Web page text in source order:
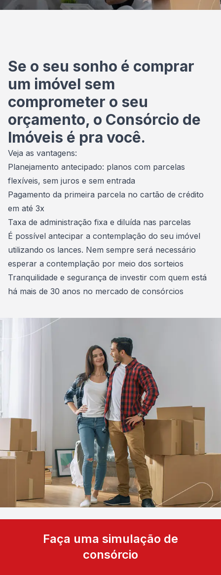
Se o seu sonho é comprar
um imóvel sem
comprometer o seu
orçamento, o Consórcio de
Imóveis é pra você.
Veja as vantagens:
Planejamento antecipado: planos com parcelas
flexíveis, sem juros e sem entrada
Pagamento da primeira parcela no cartão de crédito
em até 3x
Taxa de administração fixa e diluída nas parcelas
É possível antecipar a contemplação do seu imóvel
utilizando os lances. Nem sempre será necessário
esperar a contemplação por meio dos sorteios
Tranquilidade e segurança de investir com quem está
há mais de 30 anos no mercado de consórcios
Faça uma simulação de
consórcio